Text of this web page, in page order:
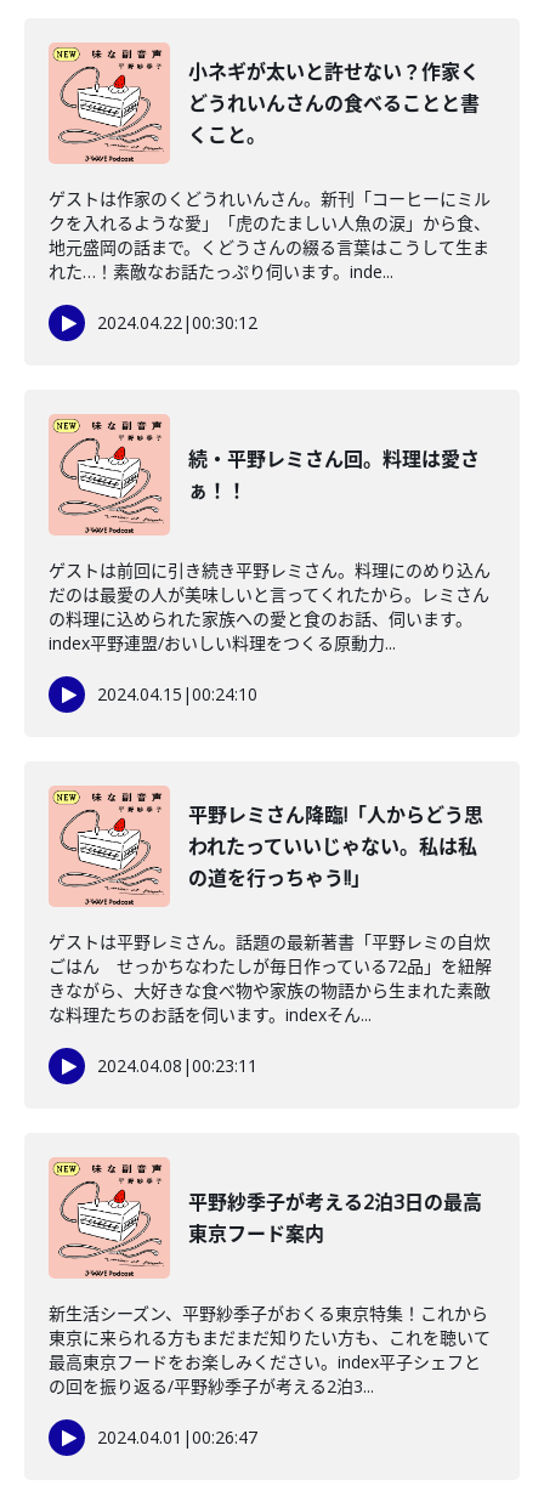
小ネギが太いと許せない？作家く
どうれいんさんの食べることと書
くこと。
ゲストは作家のくどうれいんさん。新刊「コーヒーにミル
クを入れるような愛」「虎のたましい人魚の涙」から食、
地元盛岡の話まで。くどうさんの綴る言葉はこうして生ま
れた…！素敵なお話たっぷり伺います。inde...
2024.04.22|00:30:12
続・平野レミさん回。料理は愛さ
ぁ！！
ゲストは前回に引き続き平野レミさん。料理にのめり込ん
だのは最愛の人が美味しいと言ってくれたから。レミさん
の料理に込められた家族への愛と食のお話、伺います。
index平野連盟/おいしい料理をつくる原動力...
2024.04.15 |00:24:10
平野レミさん降臨!「人からどう思
われたっていいじゃない。私は私
の道を行っちゃう!!」
ゲストは平野レミさん。話題の最新著書「平野レミの自炊
ごはん せっかちなわたしが毎日作っている72品」を紐解
きながら、大好きな食べ物や家族の物語から生まれた素敵
な料理たちのお話を伺います。indexそん...
2024.04.08 |00:23:11
平野紗季子が考える2泊3日の最高
東京フード案内
新生活シーズン、平野紗季子がおくる東京特集！これから
東京に来られる方もまだまだ知りたい方も、これを聴いて
最高東京フードをお楽しみください。index平子シェフと
の回を振り返る/平野紗季子が考える2泊3...
2024.04.01 |00:26:47